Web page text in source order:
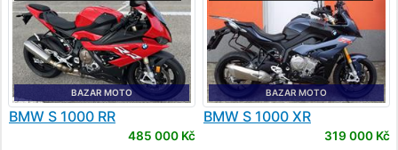
BAZAR MOTO
BMW S 1000 RR
485 000 Kč
BAZAR MOTO
BMW S 1000 XR
319 000 Kč